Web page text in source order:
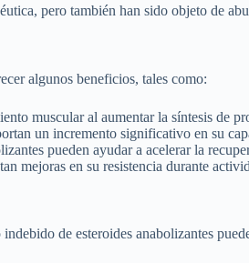
pero también han sido objeto de
algunos beneficios, tales como:
muscular al aumentar la síntesis de
un incremento significativo en su
pueden ayudar a acelerar la
mejoras en su resistencia durante
de esteroides anabolizantes